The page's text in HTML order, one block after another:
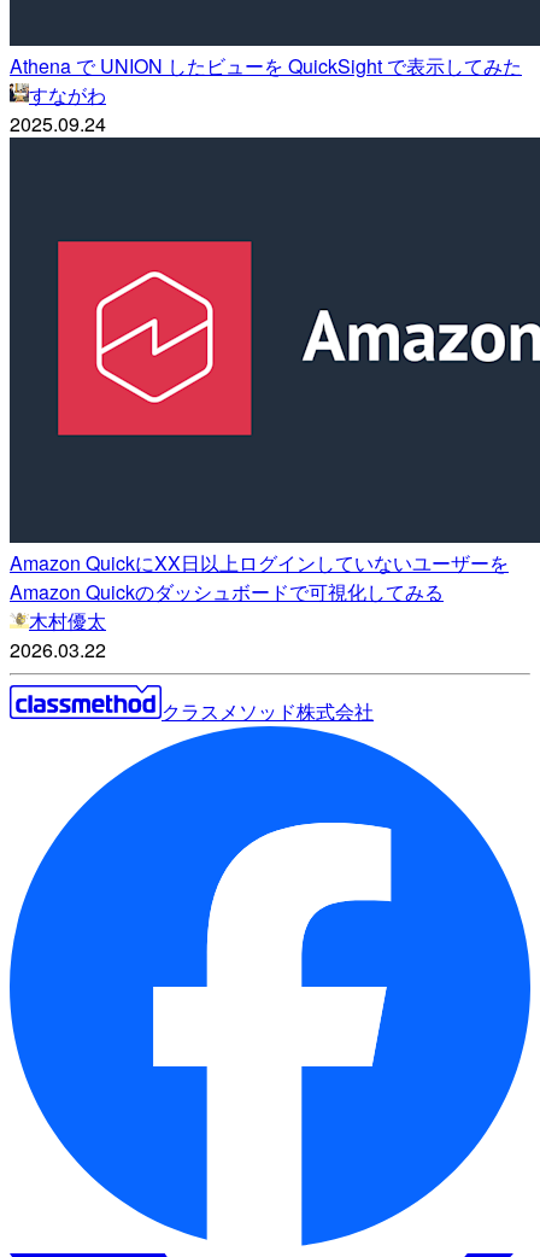
Athena で UNION したビューを QuickSight で表示してみた
すながわ
2025.09.24
Amazon QuickにXX日以上ログインしていないユーザーを
Amazon Quickのダッシュボードで可視化してみる
木村優太
2026.03.22
クラスメソッド株式会社